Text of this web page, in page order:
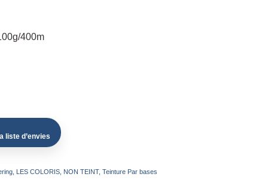
400m
liste d’envies
, LES COLORIS, NON TEINT, Teinture Par bases